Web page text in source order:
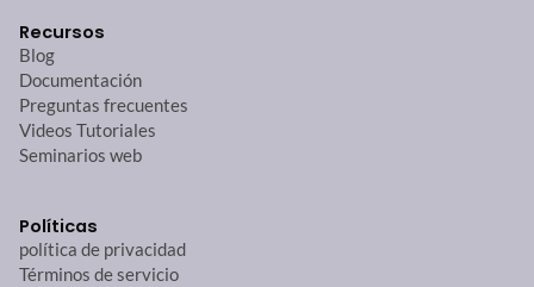
Recursos
Blog
Documentación
Preguntas frecuentes
Videos Tutoriales
Seminarios web
Políticas
política de privacidad
Términos de servicio